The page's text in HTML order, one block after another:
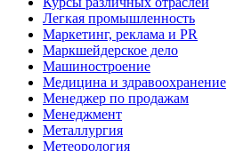
Легкая промышленность
Маркетинг, реклама и PR
Маркшейдерское дело
Машиностроение
Медицина и здравоохранение
Менеджер по продажам
Менеджмент
Металлургия
Метеорология